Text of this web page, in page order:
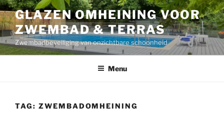
Naar
de
inhoud
springen
GLAZEN OMHEINING VOOR
ZWEMBAD & TERRAS
Zwembadbeveiliging van onzichtbare schoonheid
Menu
TAG: ZWEMBADOMHEINING